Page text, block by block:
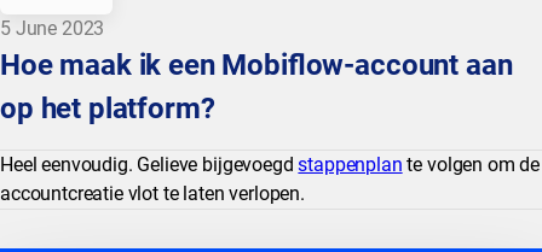
5 June 2023
Hoe maak ik een Mobiflow-account aan
op het platform?
Heel eenvoudig. Gelieve bijgevoegdstappenplan te volgen om de
accountcreatie vlot te laten verlopen.